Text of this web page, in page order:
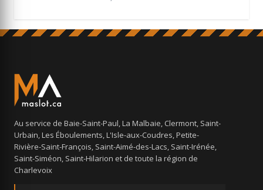
Au service de Baie-Saint-Paul, La Malbaie, Clermont, Saint-
Urbain, Les Éboulements, L'Isle-aux-Coudres, Petite-
Rivière-Saint-François, Saint-Aimé-des-Lacs, Saint-Irénée,
Saint-Siméon, Saint-Hilarion et de toute la région de
Charlevoix